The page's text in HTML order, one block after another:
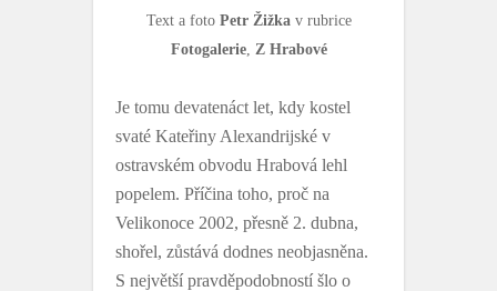
Text a foto Petr Žižka v rubrice
Fotogalerie, Z Hrabové
Je tomu devatenáct let, kdy kostel
svaté Kateřiny Alexandrijské v
ostravském obvodu Hrabová lehl
popelem. Příčina toho, proč na
Velikonoce 2002, přesně 2. dubna,
shořel, zůstává dodnes neobjasněna.
S největší pravděpodobností šlo o